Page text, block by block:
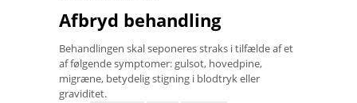
Afbryd behandling
Behandlingen skal seponeres straks i tilfælde af et
af følgende symptomer: gulsot, hovedpine,
migræne, betydelig stigning i blodtryk eller
graviditet.